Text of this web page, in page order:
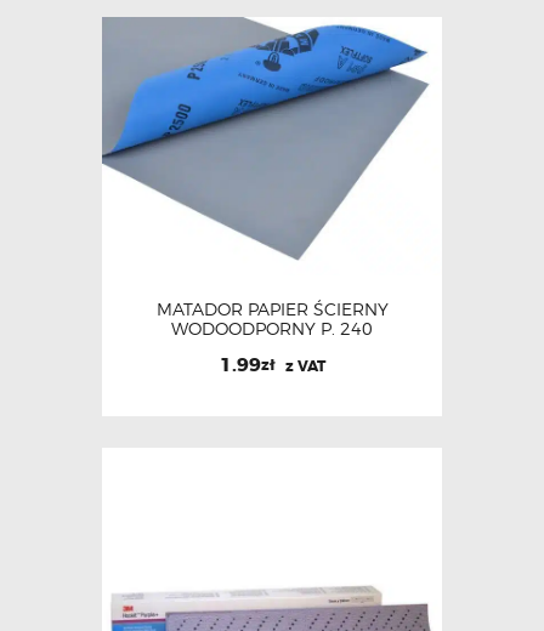
MATADOR PAPIER ŚCIERNY
WODOODPORNY P. 240
1.99zł z VAT